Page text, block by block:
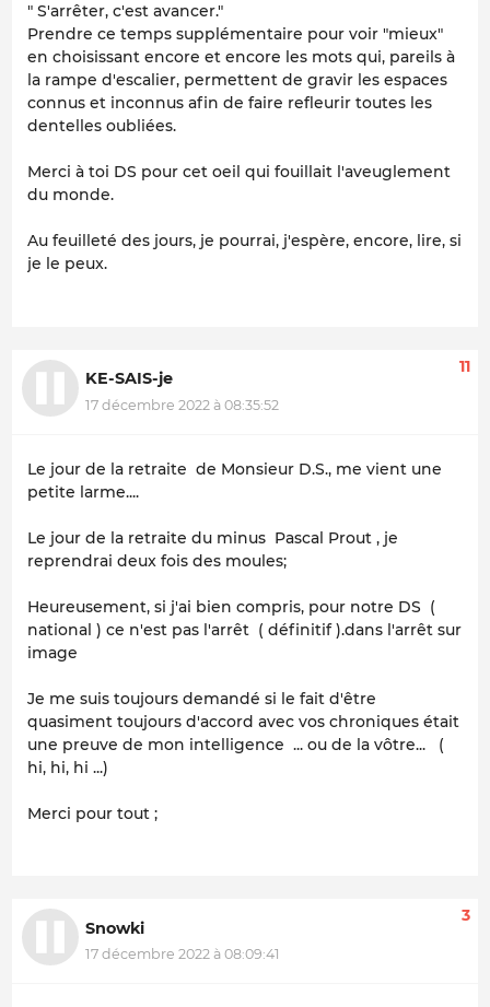
" S'arrêter, c'est avancer."
Prendre ce temps supplémentaire pour voir "mieux"
en choisissant encore et encore les mots qui, pareils à
la rampe d'escalier, permettent de gravir les espaces
connus et inconnus afin de faire refleurir toutes les
dentelles oubliées.
Merci à toi DS pour cet oeil qui fouillait l'aveuglement
du monde.
Au feuilleté des jours, je pourrai, j'espère, encore, lire, si
je le peux.
KE-SAIS-je
17 décembre 2022 à 08:35:52
11
Le jour de la retraite de Monsieur D.S., me vient une
petite larme....
Le jour de la retraite du minus Pascal Prout , je
reprendrai deux fois des moules;
Heureusement, si j'ai bien compris, pour notre DS (
national ) ce n'est pas l'arrêt ( définitif ).dans l'arrêt sur
image
Je me suis toujours demandé si le fait d'être
quasiment toujours d'accord avec vos chroniques était
une preuve de mon intelligence ... ou de la vôtre... (
hi, hi, hi ...)
Merci pour tout ;
Snowki
17 décembre 2022 à 08:09:41
3